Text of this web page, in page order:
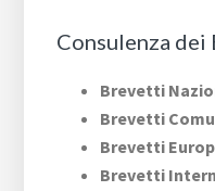
Consulenza
Brevetti
Brevetti
Brevetti
Brevetti